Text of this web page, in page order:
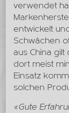
verwendet
entwickelt
Schwächen
aus China
dort meist
Einsatz
solchen
«Gute